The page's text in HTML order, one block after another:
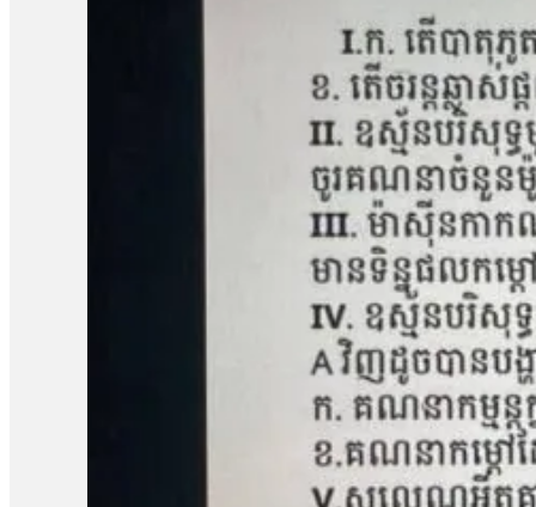
សម្ដេចបវធិបតី ហ៊ុន ម៉ាណែត សូមឱ្យគាត់ឡើងថ្មីធ្វើនាយករដ្ឋមន្ត្រីម
បាត់បង់ដីធ្លី»។ រីឯភរិយារបស់លោក ស្ងួន ញឿន គឺអ្នកស្រី អុំ សុភី បានច
ដោយសារតែក្រុមហ៊ុនជាអ្នកបំពានមកលើពួកខ្ញុំ បែរជាពួកគាត់មិនមាន
បំផ្លាញរបស់ទ្រព្យគេទេ»។ អ្នកស្រី អុំ សុភី ថាអ្នកស្រីនឹងប្ដឹងបន្តទ
អង្គការលីកាដូលោក អំ សំអាត មានប្រសាសន៍ថា ករណីដីធ្លីនៅភូមិឡព
តំណាងសហគមន៍ និងសមាជិកសហគមន៍ជាច្រើនត្រូវបានជាប់ពន្ធនា
រឿងនៅសាលាឧទ្ធរណ៍នេះ ពួកគាត់គួរត្រូវបានទទួលការលើកលែងច
ខេត្តកំពង់ឆ្នាំង មានជម្លោះដីធ្លីជាមួយក្រុមហ៊ុន ខេ.ឌី.ស៊ី (KDC) ដែ
ចំនួន១០៨គ្រួសារ។ ពលរដ្ឋដែលរងផលប៉ះពាល់បានតវ៉ាទាមទារ
ចំនួន៥នាក់គឺ លោក សៀង ហេង លោក ម៉ាង យ៉ាវ លោក គុជ…